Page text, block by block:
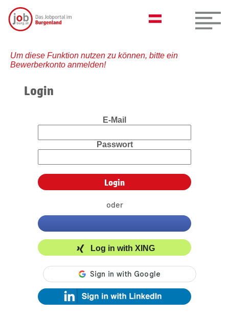
Um diese Funktion nutzen zu können, bitte ein
Bewerberkonto anmelden!
Login
E-Mail
Passwort
oder
Log in with XING